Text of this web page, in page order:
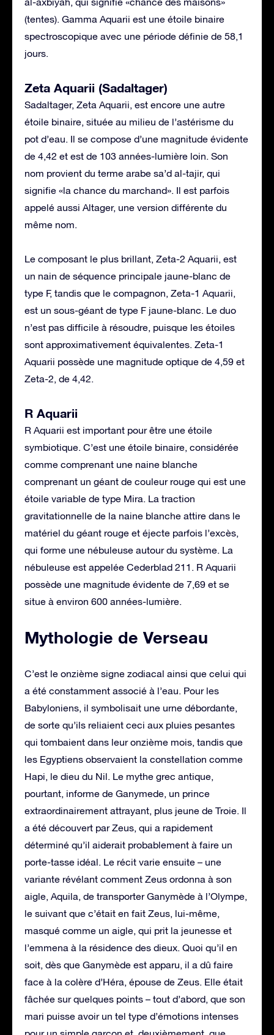
(tentes). Gamma Aquarii est une étoile binaire
spectroscopique avec une période définie de 58,1
jours.
Zeta Aquarii (Sadaltager)
Sadaltager, Zeta Aquarii, est encore une autre
étoile binaire, située au milieu de l’astérisme du
pot d’eau. Il se compose d’une magnitude évidente
de 4,42 et est de 103 années-lumière loin. Son
nom provient du terme arabe sa’d al-tajir, qui
signifie «la chance du marchand». Il est parfois
appelé aussi Altager, une version différente du
même nom.
Le composant le plus brillant, Zeta-2 Aquarii, est
un nain de séquence principale jaune-blanc de
type F, tandis que le compagnon, Zeta-1 Aquarii,
est un sous-géant de type F jaune-blanc. Le duo
n’est pas difficile à résoudre, puisque les étoiles
sont approximativement équivalentes. Zeta-1
Aquarii possède une magnitude optique de 4,59 et
Zeta-2, de 4,42.
R Aquarii
R Aquarii est important pour être une étoile
symbiotique. C’est une étoile binaire, considérée
comme comprenant une naine blanche
comprenant un géant de couleur rouge qui est une
étoile variable de type Mira. La traction
gravitationnelle de la naine blanche attire dans le
matériel du géant rouge et éjecte parfois l’excès,
qui forme une nébuleuse autour du système. La
nébuleuse est appelée Cederblad 211. R Aquarii
possède une magnitude évidente de 7,69 et se
situe à environ 600 années-lumière.
Mythologie de Verseau
C’est le onzième signe zodiacal ainsi que celui qui
a été constamment associé à l’eau. Pour les
Babyloniens, il symbolisait une urne débordante,
de sorte qu’ils reliaient ceci aux pluies pesantes
qui tombaient dans leur onzième mois, tandis que
les Egyptiens observaient la constellation comme
Hapi, le dieu du Nil. Le mythe grec antique,
pourtant, informe de Ganymede, un prince
extraordinairement attrayant, plus jeune de Troie. Il
a été découvert par Zeus, qui a rapidement
déterminé qu’il aiderait probablement à faire un
porte-tasse idéal. Le récit varie ensuite – une
variante révélant comment Zeus ordonna à son
aigle, Aquila, de transporter Ganymède à l’Olympe,
le suivant que c’était en fait Zeus, lui-même,
masqué comme un aigle, qui prit la jeunesse et
l’emmena à la résidence des dieux. Quoi qu’il en
soit, dès que Ganymède est apparu, il a dû faire
face à la colère d’Héra, épouse de Zeus. Elle était
fâchée sur quelques points – tout d’abord, que son
mari puisse avoir un tel type d’émotions intenses